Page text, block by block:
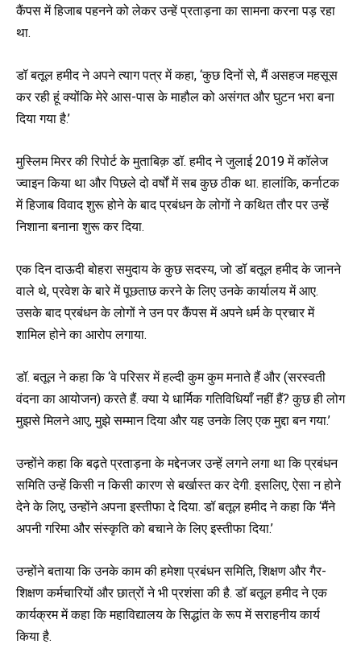
कैंपस में हिजाब पहनने को लेकर उन्हें प्रताड़ना का सामना करना पड़ रहा
था.
डॉ बतूल हमीद ने अपने त्याग पत्र में कहा, ‘कुछ दिनों से, मैं असहज महसूस
कर रही हूं क्योंकि मेरे आस-पास के माहौल को असंगत और घुटन भरा बना
दिया गया है.’
मुस्लिम मिरर की रिपोर्ट के मुताबिक़ डॉ. हमीद ने जुलाई 2019 में कॉलेज
ज्वाइन किया था और पिछले दो वर्षों में सब कुछ ठीक था. हालांकि, कर्नाटक
में हिजाब विवाद शुरू होने के बाद प्रबंधन के लोगों ने कथित तौर पर उन्हें
निशाना बनाना शुरू कर दिया.
एक दिन दाऊदी बोहरा समुदाय के कुछ सदस्य, जो डॉ बतूल हमीद के जानने
वाले थे, प्रवेश के बारे में पूछताछ करने के लिए उनके कार्यालय में आए.
उसके बाद प्रबंधन के लोगों ने उन पर कैंपस में अपने धर्म के प्रचार में
शामिल होने का आरोप लगाया.
डॉ. बतूल ने कहा कि ‘वे परिसर में हल्दी कुम कुम मनाते हैं और (सरस्वती
वंदना का आयोजन) करते हैं. क्या ये धार्मिक गतिविधियाँ नहीं हैं? कुछ ही लोग
मुझसे मिलने आए, मुझे सम्मान दिया और यह उनके लिए एक मुद्दा बन गया.’
उन्होंने कहा कि बढ़ते प्रताड़ना के मद्देनजर उन्हें लगने लगा था कि प्रबंधन
समिति उन्हें किसी न किसी कारण से बर्खास्त कर देगी. इसलिए, ऐसा न होने
देने के लिए, उन्होंने अपना इस्तीफा दे दिया. डॉ बतूल हमीद ने कहा कि ‘मैंने
अपनी गरिमा और संस्कृति को बचाने के लिए इस्तीफा दिया.’
उन्होंने बताया कि उनके काम की हमेशा प्रबंधन समिति, शिक्षण और गैर-
शिक्षण कर्मचारियों और छात्रों ने भी प्रशंसा की है. डॉ बतूल हमीद ने एक
कार्यक्रम में कहा कि महाविद्यालय के सिद्धांत के रूप में सराहनीय कार्य
किया है.